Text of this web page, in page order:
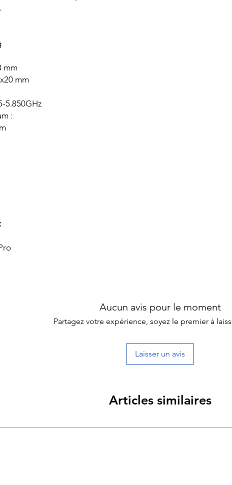
.
: 27 g
:
mm
mm
: 120 mm
5.850GHz
:
Aucun avis pour le moment
Partagez votre expérience, soyez le premier à
Laisser un avis
Articles similaires